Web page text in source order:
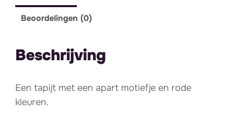
Beoordelingen (0)
Beschrijving
Een tapijt met een apart motiefje en rode
kleuren.